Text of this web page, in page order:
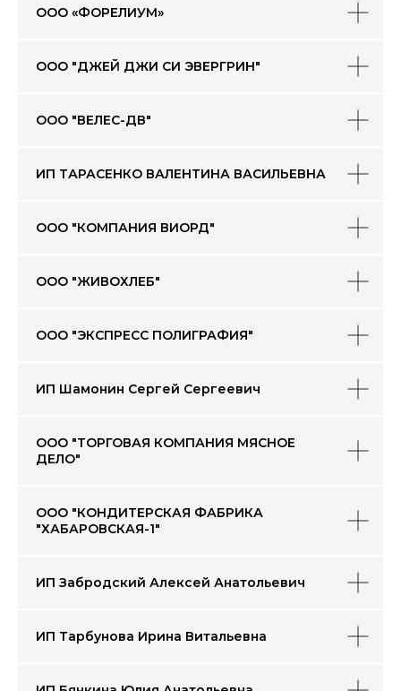
ООО «ФОРЕЛИУМ»
ООО "ДЖЕЙ ДЖИ СИ ЭВЕРГРИН"
ООО "ВЕЛЕС-ДВ"
ИП ТАРАСЕНКО ВАЛЕНТИНА ВАСИЛЬЕВНА
ООО "КОМПАНИЯ ВИОРД"
ООО "ЖИВОХЛЕБ"
ООО "ЭКСПРЕСС ПОЛИГРАФИЯ"
ИП Шамонин Сергей Сергеевич
ООО "ТОРГОВАЯ КОМПАНИЯ МЯСНОЕ
ДЕЛО"
ООО "КОНДИТЕРСКАЯ ФАБРИКА
"ХАБАРОВСКАЯ-1"
ИП Забродский Алексей Анатольевич
ИП Тарбунова Ирина Витальевна